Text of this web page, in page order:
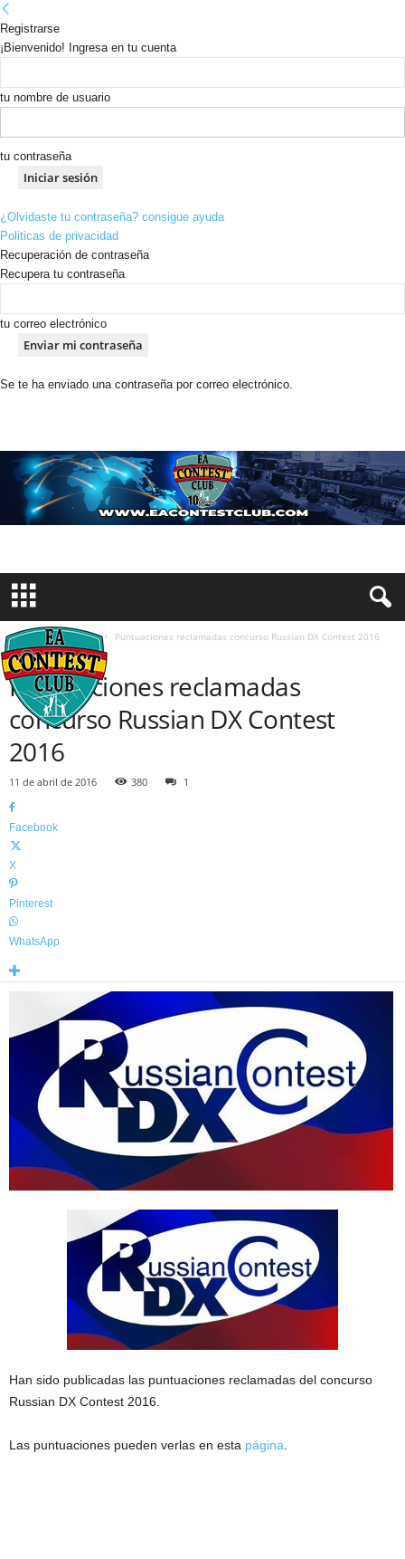
Registrarse
¡Bienvenido! Ingresa en tu cuenta
tu nombre de usuario
tu contraseña
¿Olvidaste tu contraseña? consigue ayuda
Politicas de privacidad
Recuperación de contraseña
Recupera tu contraseña
tu correo electrónico
Se te ha enviado una contraseña por correo electrónico.
Inicio Resultados Puntuaciones reclamadas concurso Russian DX Contest 2016
RESULTADOS
Puntuaciones reclamadas
concurso Russian DX Contest
2016
11 de abril de 2016 380 1
Facebook
X
Pinterest
WhatsApp
Han sido publicadas las puntuaciones reclamadas del concurso
Russian DX Contest 2016.
Las puntuaciones pueden verlas en esta página.